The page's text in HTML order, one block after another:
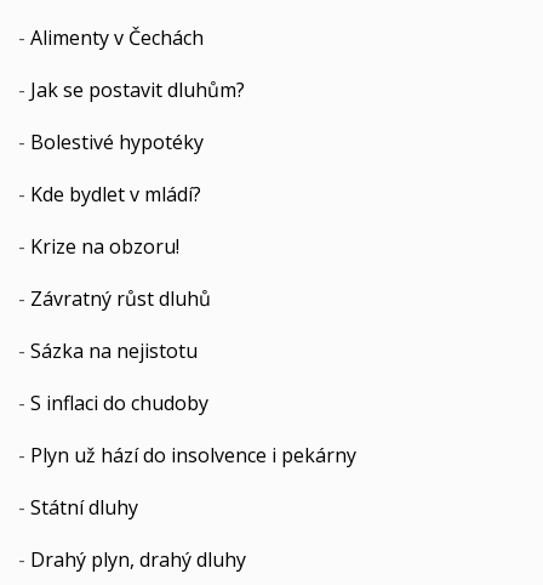
- Alimenty v Čechách
- Jak se postavit dluhům?
- Bolestivé hypotéky
- Kde bydlet v mládí?
- Krize na obzoru!
- Závratný růst dluhů
- Sázka na nejistotu
- S inflaci do chudoby
- Plyn už hází do insolvence i pekárny
- Státní dluhy
- Drahý plyn, drahý dluhy